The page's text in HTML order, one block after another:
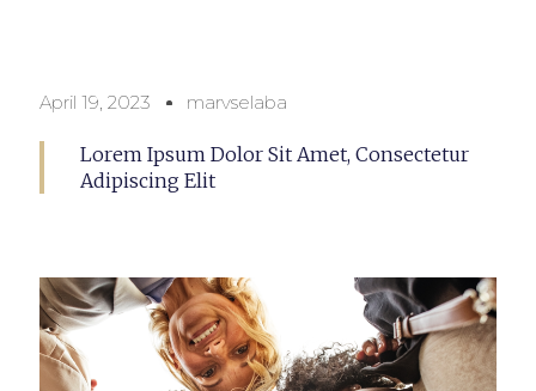
April 19, 2023 marvselaba
Lorem Ipsum Dolor Sit Amet, Consectetur
Adipiscing Elit